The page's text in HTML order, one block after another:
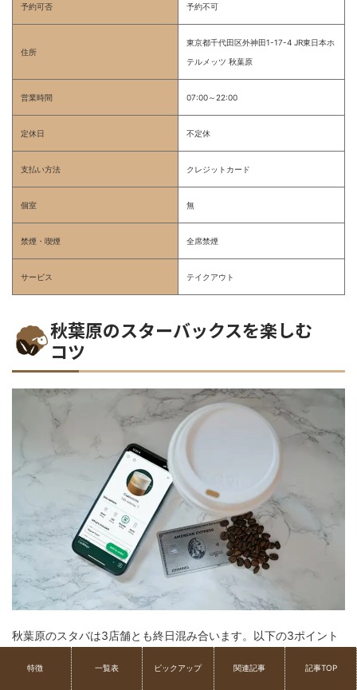
予約可否 予約不可
住所
東京都千代田区外神田1-17-4 JR東日本ホ
テルメッツ 秋葉原
営業時間 07:00～22:00
定休日 不定休
支払い方法 クレジットカード
個室 無
禁煙・喫煙 全席禁煙
サービス テイクアウト
秋葉原のスターバックスを楽しむ
コツ
秋葉原のスタバは3店舗とも終日混み合います。以下の3ポイント
を参考に、お出かけください。
特徴 一覧表 ピックアップ 関連記事 記事TOP